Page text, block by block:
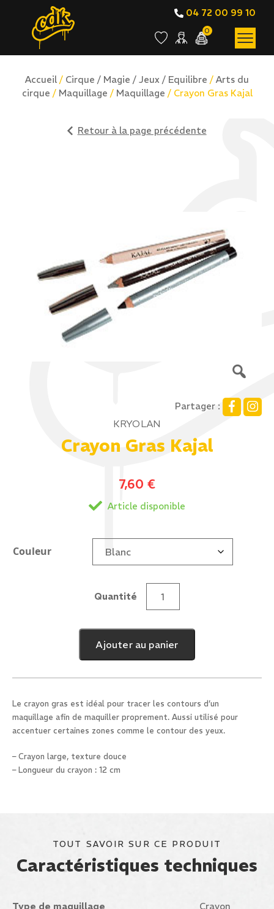
04 72 00 99 10
0
Accueil / Cirque / Magie / Jeux / Equilibre / Arts du
cirque / Maquillage / Maquillage / Crayon Gras Kajal
Retour à la page précédente
Partager :
KRYOLAN
Crayon Gras Kajal
7,60 €
Article disponible
Couleur
Quantitéquantité
Crayon
Gras
Kajal
Ajouter au panier
Le crayon gras est idéal pour tracer les contours d’un
maquillage afin de maquiller proprement. Aussi utilisé pour
accentuer certaines zones comme le contour des yeux.
– Crayon large, texture douce
– Longueur du crayon : 12 cm
TOUT SAVOIR SUR CE PRODUIT
Caractéristiques techniques
Type de maquillage Crayon